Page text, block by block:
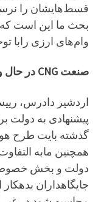
قسط‌هایشان را
بحث ما این است که
وام‌های ارزی رابا
صنعت CNG در حال ورشکستگی است
پیشنهادی به
همچنین مابه